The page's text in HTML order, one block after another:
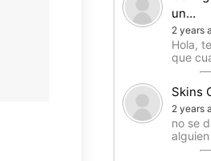
un…
2 years
Hola,
que
Skins
2 years
no se